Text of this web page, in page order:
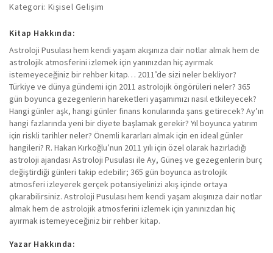
Kategori: Kişisel Gelişim
Kitap Hakkında:
Astroloji Pusulası hem kendi yaşam akışınıza dair notlar almak hem de
astrolojik atmosferini izlemek için yanınızdan hiç ayırmak
istemeyeceğiniz bir rehber kitap… 2011’de sizi neler bekliyor?
Türkiye ve dünya gündemi için 2011 astrolojik öngörüleri neler? 365
gün boyunca gezegenlerin hareketleri yaşamımızı nasıl etkileyecek?
Hangi günler aşk, hangi günler finans konularında şans getirecek? Ay’ın
hangi fazlarında yeni bir diyete başlamak gerekir? Yıl boyunca yatırım
için riskli tarihler neler? Önemli kararları almak için en ideal günler
hangileri? R. Hakan Kırkoğlu’nun 2011 yılı için özel olarak hazırladığı
astroloji ajandası Astroloji Pusulası ile Ay, Güneş ve gezegenlerin burç
değiştirdiği günleri takip edebilir; 365 gün boyunca astrolojik
atmosferi izleyerek gerçek potansiyelinizi akış içinde ortaya
çıkarabilirsiniz. Astroloji Pusulası hem kendi yaşam akışınıza dair notlar
almak hem de astrolojik atmosferini izlemek için yanınızdan hiç
ayırmak istemeyeceğiniz bir rehber kitap.
Yazar Hakkında: